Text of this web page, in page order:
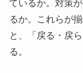
ているか。対策
るか。これらが
と、「戻る・戻
る。